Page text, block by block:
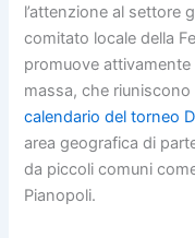
l’attenzione al settore
comitato locale della
promuove
massa, che
calendario del torneo
area geografica di
da piccoli comuni
Pianopoli.